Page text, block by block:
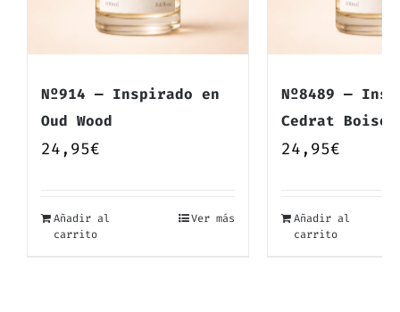
Nº914 — Inspirado en
Oud Wood
24,95€
Añadir al
carrito
Ver más
Nº8489 —
Cedrat Boise
24,95€
Añadir al
carrito